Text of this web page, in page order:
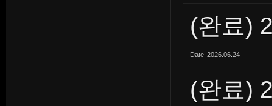
(완료)
Date 2026.06.24
(완료)